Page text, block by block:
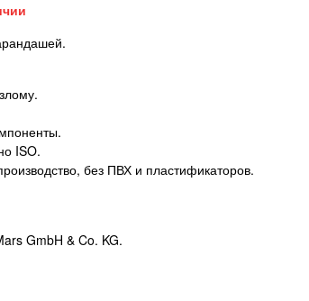
ISO.
без ПВХ и пластификаторов.
GmbH & Co. KG.